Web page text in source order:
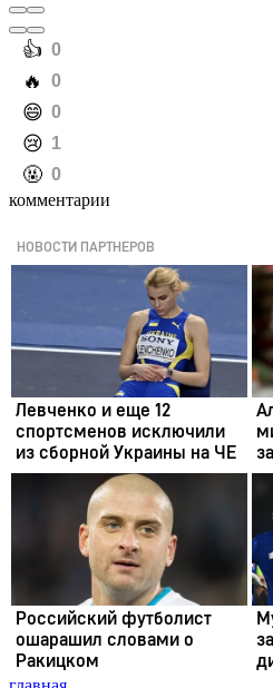
️👍 0
️🔥 0
️😄 0
️😢 1
️🤬 0
комментарии